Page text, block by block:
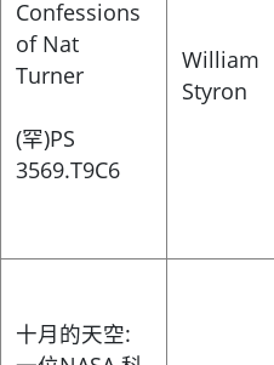
Confessions
of Nat
Turner
(罕)PS
3569.T9C6
William
Styron
十月的天空: